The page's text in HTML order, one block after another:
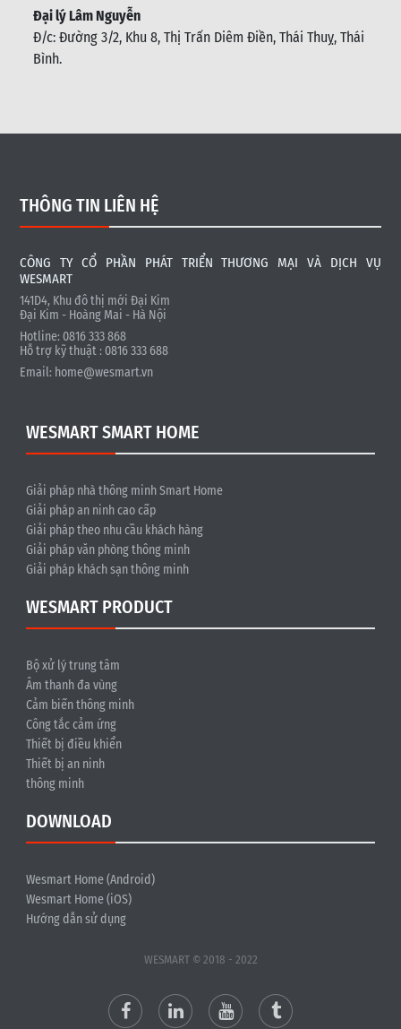
Đại lý Lâm Nguyễn
Đ/c: Đường 3/2, Khu 8, Thị Trấn Diêm Điền, Thái Thuỵ, Thái
Bình.
THÔNG TIN LIÊN HỆ
CÔNG TY CỔ PHẦN PHÁT TRIỂN THƯƠNG MẠI VÀ DỊCH VỤ
WESMART
141D4, Khu đô thị mới Đại Kim
Đại Kim - Hoàng Mai - Hà Nội
Hotline: 0816 333 868
Hỗ trợ kỹ thuật : 0816 333 688
Email: home@wesmart.vn
WESMART SMART HOME
Giải pháp nhà thông minh Smart Home
Giải pháp an ninh cao cấp
Giải pháp theo nhu cầu khách hàng
Giải pháp văn phòng thông minh
Giải pháp khách sạn thông minh
WESMART PRODUCT
Bộ xử lý trung tâm
Âm thanh đa vùng
Cảm biến thông minh
Công tắc cảm ứng
Thiết bị điều khiển
Thiết bị an ninh
thông minh
DOWNLOAD
Wesmart Home (Android)
Wesmart Home (iOS)
Hướng dẫn sử dụng
WESMART © 2018 - 2022